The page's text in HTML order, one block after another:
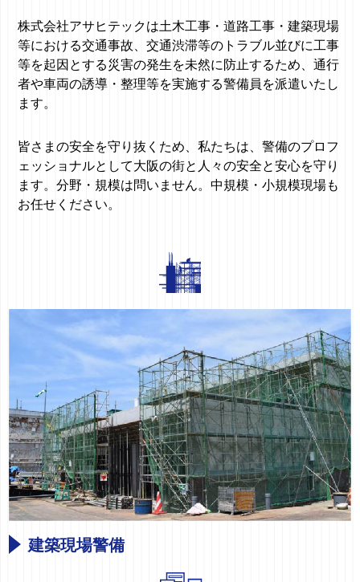
株式会社アサヒテックは土木工事・道路工事・建築現場
等における交通事故、交通渋滞等のトラブル並びに工事
等を起因とする災害の発生を未然に防止するため、通行
者や車両の誘導・整理等を実施する警備員を派遣いたし
ます。
皆さまの安全を守り抜くため、私たちは、警備のプロフ
ェッショナルとして大阪の街と人々の安全と安心を守り
ます。分野・規模は問いません。中規模・小規模現場も
お任せください。
建築現場警備